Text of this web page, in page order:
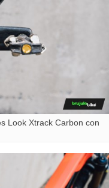
Look Xtrack Carbon con